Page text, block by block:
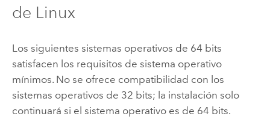
de Linux
Los siguientes sistemas operativos de 64 bits
satisfacen los requisitos de sistema operativo
mínimos. No se ofrece compatibilidad con los
sistemas operativos de 32 bits; la instalación solo
continuará si el sistema operativo es de 64 bits.